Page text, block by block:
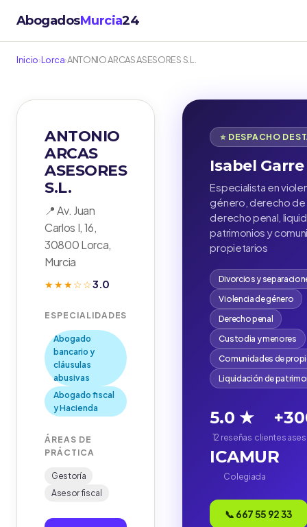
AbogadosMurcia24
Inicio›Lorca›ANTONIO ARCAS ASESORES S.L.
ANTONIO
ARCAS
ASESORES
S.L.
📍 Av. Juan
Carlos I, 16,
30800 Lorca,
Murcia
★★★☆☆3.0
ESPECIALIDADES
Abogado
bancario y
cláusulas
abusivas
Abogado fiscal
y Hacienda
ÁREAS DE
PRÁCTICA
Gestoría
Asesor fiscal
⭐ DESPACHO
Isabel Garre
Especialista en
género, derecho de
derecho penal,
patrimonios y
propietarios
Divorcios y
Violencia de género
Derecho penal
Custodia y menores
Comunidades de
Liquidación de
5.0 ★
12 reseñas clientes
ICAMUR
Colegiada
📞 667 55 92 33